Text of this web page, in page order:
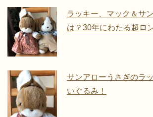
ラッキー、マック＆サ
は？30年にわたる超ロ
サンアローうさぎのラ
いぐるみ！